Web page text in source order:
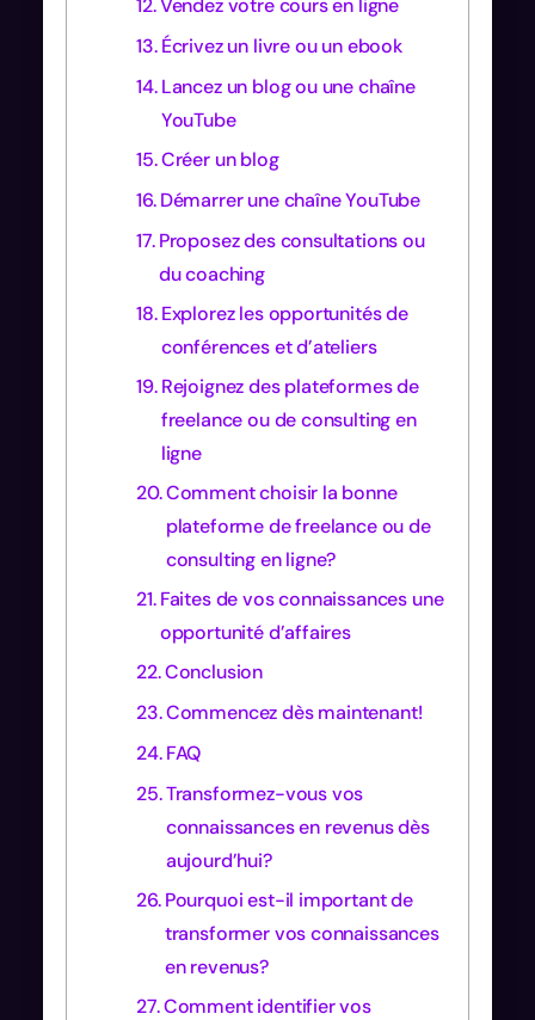
Vendez votre cours en ligne
Écrivez un livre ou un ebook
Lancez un blog ou une chaîne
YouTube
Créer un blog
Démarrer une chaîne YouTube
Proposez des consultations ou
du coaching
Explorez les opportunités de
conférences et d’ateliers
Rejoignez des plateformes de
freelance ou de consulting en
ligne
Comment choisir la bonne
plateforme de freelance ou de
consulting en ligne?
Faites de vos connaissances une
opportunité d’affaires
Conclusion
Commencez dès maintenant!
FAQ
Transformez-vous vos
connaissances en revenus dès
aujourd’hui?
Pourquoi est-il important de
transformer vos connaissances
en revenus?
Comment identifier vos